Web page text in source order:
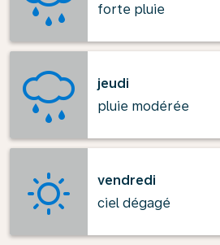
forte pluie
jeudi
pluie modérée
vendredi
ciel dégagé